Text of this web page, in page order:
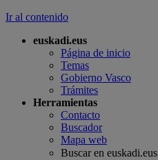
Ir al contenido
euskadi.eus
Página de inicio
Temas
Gobierno Vasco
Trámites
Herramientas
Contacto
Buscador
Mapa web
Buscar en euskadi.eus